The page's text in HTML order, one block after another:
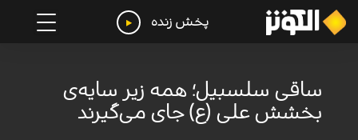
پخش زنده
ساقی سلسبیل؛ همه زیر سایه‌ی
بخشش علی (ع) جای می‌گیرند